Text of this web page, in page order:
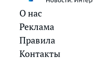
О нас
Реклама
Правила
Контакты